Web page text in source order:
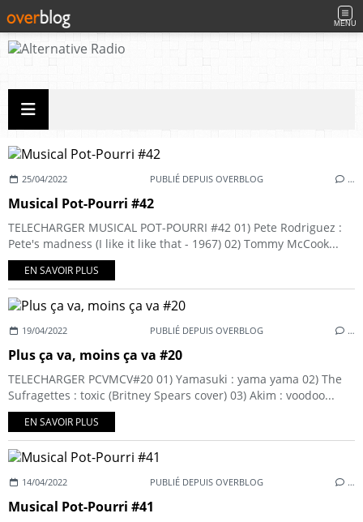
MENU
25/04/2022 PUBLIÉ DEPUIS OVERBLOG …
Musical Pot-Pourri #42
TELECHARGER MUSICAL POT-POURRI #42 01) Pete Rodriguez :
Pete's madness (I like it like that - 1967) 02) Tommy McCook...
EN SAVOIR PLUS
19/04/2022 PUBLIÉ DEPUIS OVERBLOG …
Plus ça va, moins ça va #20
TELECHARGER PCVMCV#20 01) Yamasuki : yama yama 02) The
Sufragettes : toxic (Britney Spears cover) 03) Akim : voodoo...
EN SAVOIR PLUS
14/04/2022 PUBLIÉ DEPUIS OVERBLOG …
Musical Pot-Pourri #41